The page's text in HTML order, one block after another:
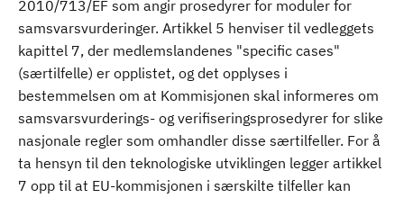
2010/713/EF som angir prosedyrer for moduler for
samsvarsvurderinger. Artikkel 5 henviser til vedleggets
kapittel 7, der medlemslandenes "specific cases"
(særtilfelle) er opplistet, og det opplyses i
bestemmelsen om at Kommisjonen skal informeres om
samsvarsvurderings- og verifiseringsprosedyrer for slike
nasjonale regler som omhandler disse særtilfeller. For å
ta hensyn til den teknologiske utviklingen legger artikkel
7 opp til at EU-kommisjonen i særskilte tilfeller kan